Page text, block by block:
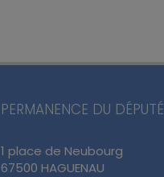
PERMANENCE DU DÉPUTÉ
1 place de Neubourg
67500 HAGUENAU